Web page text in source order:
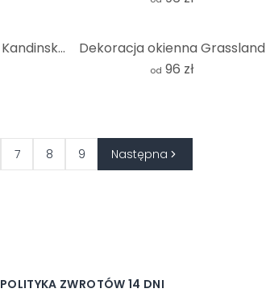
Film o prywatności Kandinsky - Dwie części Dekoracja okienna Grassland
od 96 zł
7 8 9 Następna
POLITYKA ZWROTÓW 14 DNI